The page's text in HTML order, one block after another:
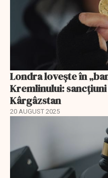
Londra lovește în
Kremlinului:
Kârgâzstan
20 AUGUST 2025